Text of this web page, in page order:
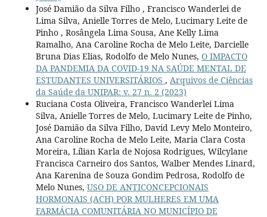
José Damião da Silva Filho , Francisco Wanderlei de
Lima Silva, Anielle Torres de Melo, Lucimary Leite de
Pinho , Rosângela Lima Sousa, Ane Kelly Lima
Ramalho, Ana Caroline Rocha de Melo Leite, Darcielle
Bruna Dias Elias, Rodolfo de Melo Nunes, O IMPACTO
DA PANDEMIA DA COVID-19 NA SAÚDE MENTAL DE
ESTUDANTES UNIVERSITÁRIOS , Arquivos de Ciências
da Saúde da UNIPAR: v. 27 n. 2 (2023)
Ruciana Costa Oliveira, Francisco Wanderlei Lima
Silva, Anielle Torres de Melo, Lucimary Leite de Pinho,
José Damião da Silva Filho, David Levy Melo Monteiro,
Ana Caroline Rocha de Melo Leite, Maria Clara Costa
Moreira, Lílian Karla de Nojosa Rodrigues, Wilcylane
Francisca Carneiro dos Santos, Walber Mendes Linard,
Ana Karenina de Souza Gondim Pedrosa, Rodolfo de
Melo Nunes, USO DE ANTICONCEPCIONAIS
HORMONAIS (ACH) POR MULHERES EM UMA
FARMÁCIA COMUNITÁRIA NO MUNICÍPIO DE